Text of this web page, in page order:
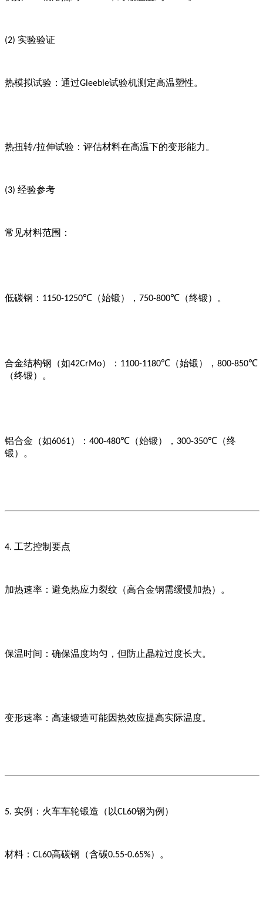
(2) 实验验证
热模拟试验：通过Gleeble试验机测定高温塑性。
热扭转/拉伸试验：评估材料在高温下的变形能力。
(3) 经验参考
常见材料范围：
低碳钢： 1150-1250℃ （始锻）， 750-800℃ （终锻）。
合金结构钢（如42CrMo）： 1100-1180℃ （始锻）， 800-850℃
（终锻）。
铝合金（如6061）： 400-480℃ （始锻）， 300-350℃ （终
锻）。
4. 工艺控制要点
加热速率：避免热应力裂纹（高合金钢需缓慢加热）。
保温时间：确保温度均匀，但防止晶粒过度长大。
变形速率：高速锻造可能因热效应提高实际温度。
5. 实例：火车车轮锻造（以CL60钢为例）
材料： CL60高碳钢（含碳0.55-0.65%）。